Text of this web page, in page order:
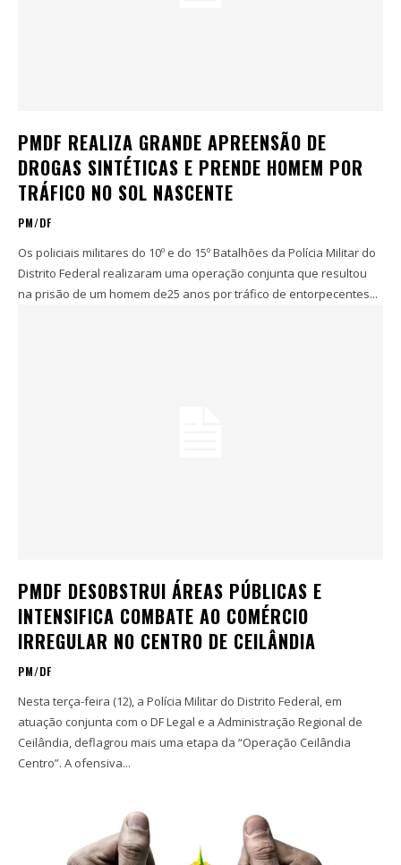
PMDF REALIZA GRANDE APREENSÃO DE
DROGAS SINTÉTICAS E PRENDE HOMEM POR
TRÁFICO NO SOL NASCENTE
PM/DF
Os policiais militares do 10º e do 15º Batalhões da Polícia Militar do
Distrito Federal realizaram uma operação conjunta que resultou
na prisão de um homem de25 anos por tráfico de entorpecentes...
PMDF DESOBSTRUI ÁREAS PÚBLICAS E
INTENSIFICA COMBATE AO COMÉRCIO
IRREGULAR NO CENTRO DE CEILÂNDIA
PM/DF
Nesta terça-feira (12), a Polícia Militar do Distrito Federal, em
atuação conjunta com o DF Legal e a Administração Regional de
Ceilândia, deflagrou mais uma etapa da “Operação Ceilândia
Centro”. A ofensiva...